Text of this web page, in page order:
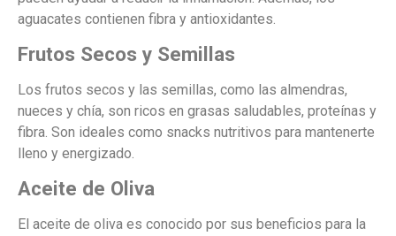
aguacates contienen fibra y antioxidantes.
Frutos Secos y Semillas
Los frutos secos y las semillas, como las almendras,
nueces y chía, son ricos en grasas saludables, proteínas y
fibra. Son ideales como snacks nutritivos para mantenerte
lleno y energizado.
Aceite de Oliva
El aceite de oliva es conocido por sus beneficios para la